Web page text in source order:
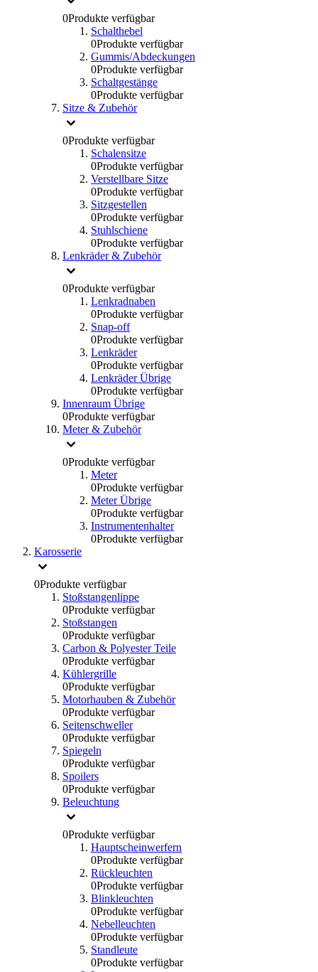
0Produkte verfügbar
Schalthebel
0Produkte verfügbar
Gummis/Abdeckungen
0Produkte verfügbar
Schaltgestänge
0Produkte verfügbar
Sitze & Zubehör
0Produkte verfügbar
Schalensitze
0Produkte verfügbar
Verstellbare Sitze
0Produkte verfügbar
Sitzgestellen
0Produkte verfügbar
Stuhlschiene
0Produkte verfügbar
Lenkräder & Zubehör
0Produkte verfügbar
Lenkradnaben
0Produkte verfügbar
Snap-off
0Produkte verfügbar
Lenkräder
0Produkte verfügbar
Lenkräder Übrige
0Produkte verfügbar
Innenraum Übrige
0Produkte verfügbar
Meter & Zubehör
0Produkte verfügbar
Meter
0Produkte verfügbar
Meter Übrige
0Produkte verfügbar
Instrumentenhalter
0Produkte verfügbar
Karosserie
0Produkte verfügbar
Stoßstangenlippe
0Produkte verfügbar
Stoßstangen
0Produkte verfügbar
Carbon & Polyester Teile
0Produkte verfügbar
Kühlergrille
0Produkte verfügbar
Motorhauben & Zubehör
0Produkte verfügbar
Seitenschweller
0Produkte verfügbar
Spiegeln
0Produkte verfügbar
Spoilers
0Produkte verfügbar
Beleuchtung
0Produkte verfügbar
Hauptscheinwerfern
0Produkte verfügbar
Rückleuchten
0Produkte verfügbar
Blinkleuchten
0Produkte verfügbar
Nebelleuchten
0Produkte verfügbar
Standleute
0Produkte verfügbar